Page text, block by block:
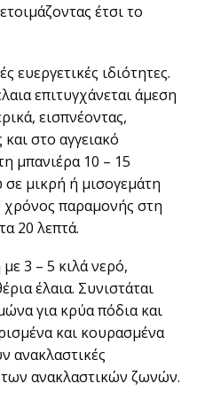
έτσι το
ευεργετικές ιδιότητες.
επιτυγχάνεται άμεση
εισπνέοντας,
στο αγγειακό
μπανιέρα 10 – 15
σε μικρή ή μισογεμάτη
χρόνος παραμονής στη
20 λεπτά.
3 – 5 κιλά νερό,
έλαια. Συνιστάται
για κρύα πόδια και
και κουρασμένα
ανακλαστικές
ανακλαστικών ζωνών.